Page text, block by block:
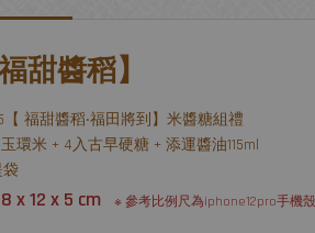
甜醬稻】
福甜醬稻‧福田將到】米醬糖組禮
環米 + 4入古早硬糖 + 添運醬油115ml
x 12 x 5 cm ※ 參考比例尺為iphone12pro手機殼